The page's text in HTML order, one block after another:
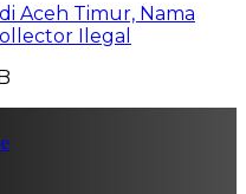
Aceh Timur, Nama
Ilegal